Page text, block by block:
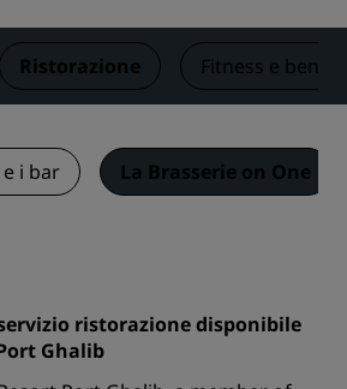
Ristorazione Fitness e
i bar La Brasserie on One
ristorazione disponibile
Ghalib